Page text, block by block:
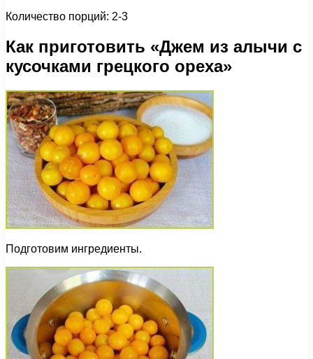
Количество порций: 2-3
Как приготовить «Джем из алычи с
кусочками грецкого ореха»
Подготовим ингредиенты.